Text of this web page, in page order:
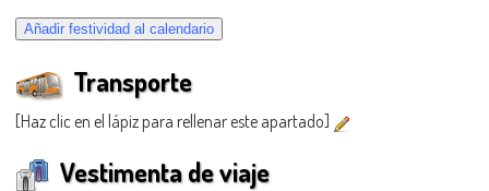
Transporte
[Haz clic en el lápiz para rellenar este apartado]
Vestimenta de viaje